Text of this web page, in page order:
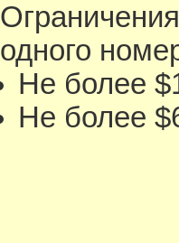
одного
Не более
Не более